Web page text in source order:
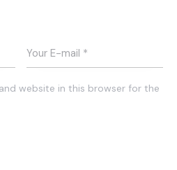
website in this browser for the